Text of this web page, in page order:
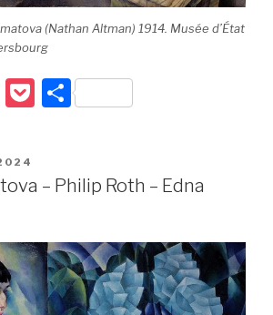
(Nathan Altman) 1914. Musée d’État
E
P
k
P
g
– Philip Roth – Edna